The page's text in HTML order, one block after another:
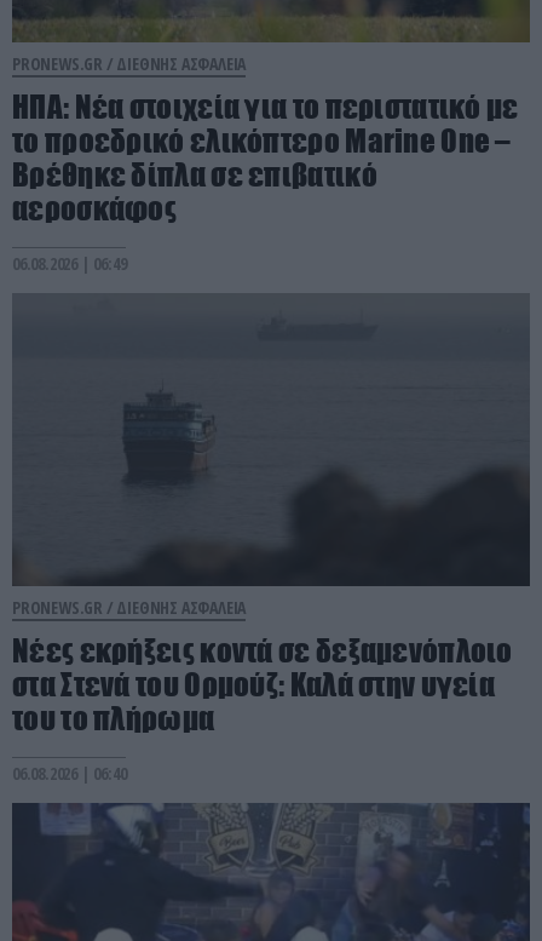
PRONEWS.GR / ΔΙΕΘΝΗΣ ΑΣΦΑΛΕΙΑ
ΗΠΑ: Nέα στοιχεία για το περιστατικό με
το προεδρικό ελικόπτερο Marine One –
Βρέθηκε δίπλα σε επιβατικό
αεροσκάφος
06.08.2026 | 06:49
PRONEWS.GR / ΔΙΕΘΝΗΣ ΑΣΦΑΛΕΙΑ
Νέες εκρήξεις κοντά σε δεξαμενόπλοιο
στα Στενά του Ορμούζ: Καλά στην υγεία
του το πλήρωμα
06.08.2026 | 06:40